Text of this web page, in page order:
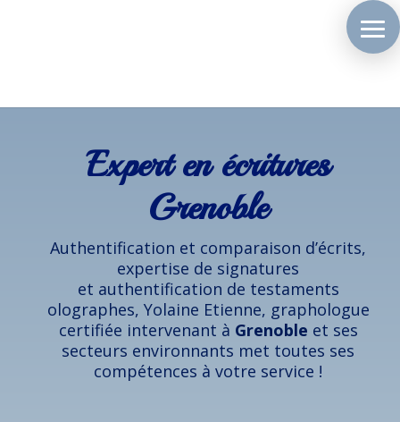
Expert en écritures
Grenoble
Authentification et comparaison d’écrits,
expertise de signatures
et authentification de testaments
olographes, Yolaine Etienne, graphologue
certifiée intervenant à Grenoble et ses
secteurs environnants met toutes ses
compétences à votre service !